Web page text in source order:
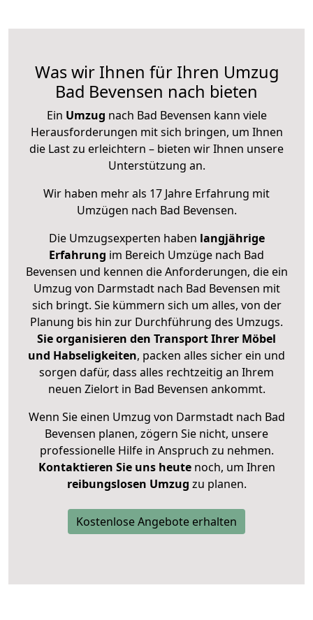
Was wir Ihnen für Ihren Umzug
Bad Bevensen nach bieten
Ein Umzug nach Bad Bevensen kann viele
Herausforderungen mit sich bringen, um Ihnen
die Last zu erleichtern – bieten wir Ihnen unsere
Unterstützung an.
Wir haben mehr als 17 Jahre Erfahrung mit
Umzügen nach Bad Bevensen.
Die Umzugsexperten haben langjährige
Erfahrung im Bereich Umzüge nach Bad
Bevensen und kennen die Anforderungen, die ein
Umzug von Darmstadt nach Bad Bevensen mit
sich bringt. Sie kümmern sich um alles, von der
Planung bis hin zur Durchführung des Umzugs.
Sie organisieren den Transport Ihrer Möbel
und Habseligkeiten, packen alles sicher ein und
sorgen dafür, dass alles rechtzeitig an Ihrem
neuen Zielort in Bad Bevensen ankommt.
Wenn Sie einen Umzug von Darmstadt nach Bad
Bevensen planen, zögern Sie nicht, unsere
professionelle Hilfe in Anspruch zu nehmen.
Kontaktieren Sie uns heutenoch, um Ihren
reibungslosen Umzug zu planen.
Kostenlose Angebote erhalten